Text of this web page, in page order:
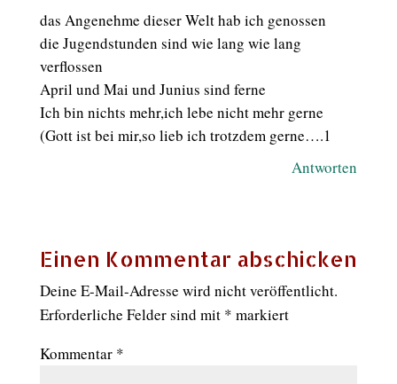
das Angenehme dieser Welt hab ich genossen
die Jugendstunden sind wie lang wie lang
verflossen
April und Mai und Junius sind ferne
Ich bin nichts mehr,ich lebe nicht mehr gerne
(Gott ist bei mir,so lieb ich trotzdem gerne….1
Antworten
Einen Kommentar abschicken
Deine E-Mail-Adresse wird nicht veröffentlicht.
Erforderliche Felder sind mit * markiert
Kommentar *